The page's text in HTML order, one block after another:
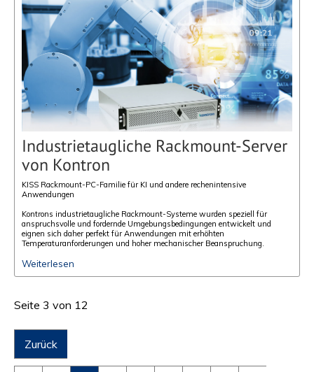
Industrietaugliche Rackmount-Server
von Kontron
KISS Rackmount-PC-Familie für KI und andere rechenintensive
Anwendungen
Kontrons industrietaugliche Rackmount-Systeme wurden speziell für
anspruchsvolle und fordernde Umgebungsbedingungen entwickelt und
eignen sich daher perfekt für Anwendungen mit erhöhten
Temperaturanforderungen und hoher mechanischer Beanspruchung.
Weiterlesen
Seite 3 von 12
Zurück